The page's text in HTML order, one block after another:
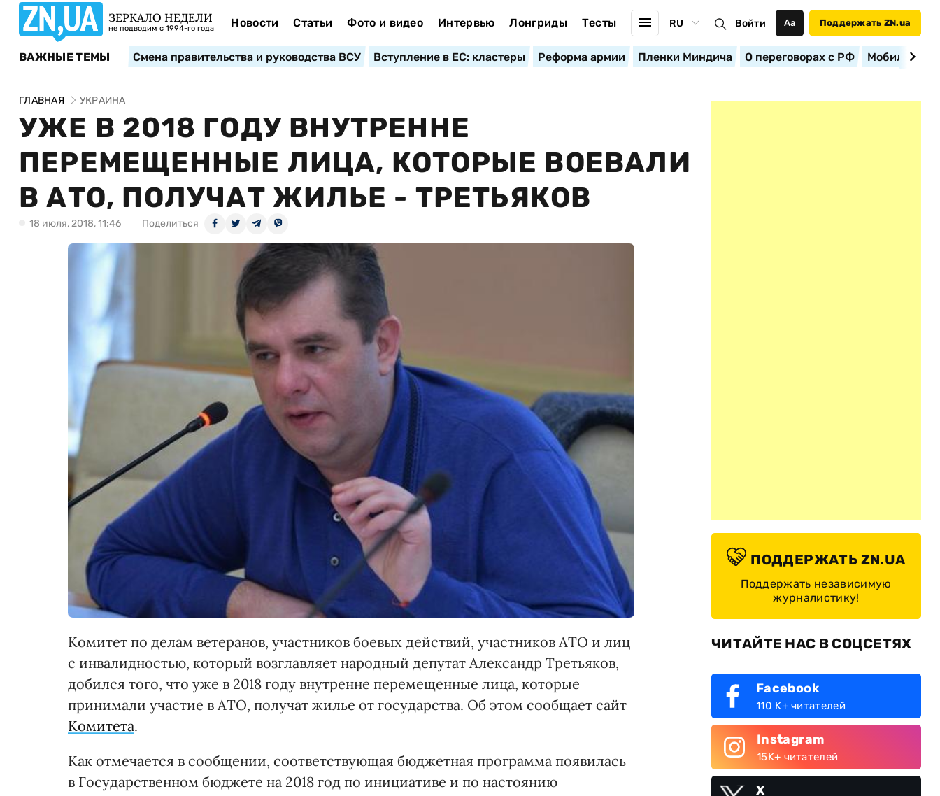
ЗЕРКАЛО НЕДЕЛИ
не подводим с 1994-го года Новости Статьи Фото и видео Интервью Лонгриды Тесты RU Войти Аа Поддержать ZN.ua
ВАЖНЫЕ ТЕМЫ Смена правительства и руководства ВСУ Вступление в ЕС: кластеры Реформа армии Пленки Миндича О переговорах с РФ
ГЛАВНАЯ УКРАИНА
УЖЕ В 2018 ГОДУ ВНУТРЕННЕ
ПЕРЕМЕЩЕННЫЕ ЛИЦА, КОТОРЫЕ ВОЕВАЛИ
В АТО, ПОЛУЧАТ ЖИЛЬЕ - ТРЕТЬЯКОВ
18 июля, 2018, 11:46 Поделиться
Комитет по делам ветеранов, участников боевых действий, участников АТО и лиц
с инвалидностью, который возглавляет народный депутат Александр Третьяков,
добился того, что уже в 2018 году внутренне перемещенные лица, которые
принимали участие в АТО, получат жилье от государства. Об этом сообщает сайт
Комитета.
Как отмечается в сообщении, соответствующая бюджетная программа появилась
в Государственном бюджете на 2018 год по инициативе и по настоянию
ПОДДЕРЖАТЬ ZN.UA
Поддержать независимую
журналистику!
ЧИТАЙТЕ НАС В СОЦСЕТЯХ
Facebook
110 K+ читателей
Instagram
15K+ читателей
X